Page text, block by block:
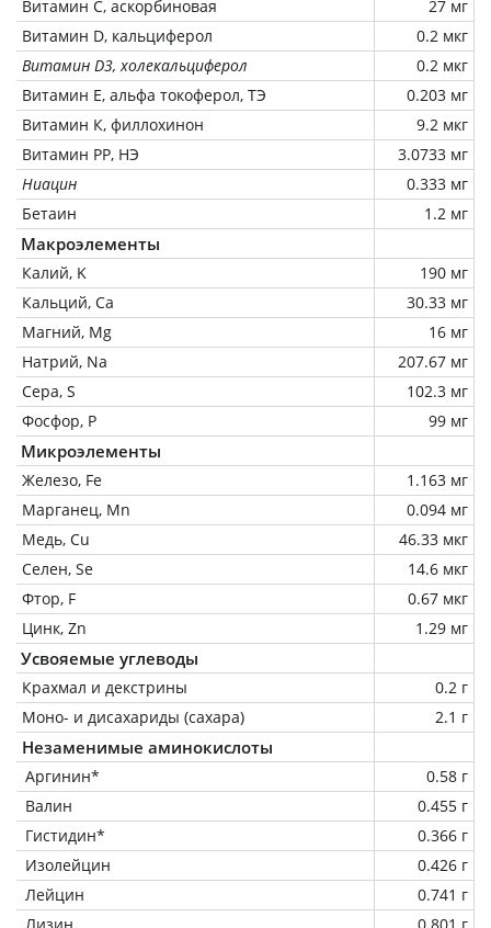
Витамин C, аскорбиновая
27 мг
Витамин D, кальциферол
0.2 мкг
Витамин D3, холекальциферол
0.2 мкг
Витамин Е, альфа токоферол, ТЭ
0.203 мг
Витамин К, филлохинон
9.2 мкг
Витамин РР, НЭ
3.0733 мг
Ниацин
0.333 мг
Бетаин
1.2 мг
Макроэлементы
Калий, K
190 мг
Кальций, Ca
30.33 мг
Магний, Mg
16 мг
Натрий, Na
207.67 мг
Сера, S
102.3 мг
Фосфор, P
99 мг
Микроэлементы
Железо, Fe
1.163 мг
Марганец, Mn
0.094 мг
Медь, Cu
46.33 мкг
Селен, Se
14.6 мкг
Фтор, F
0.67 мкг
Цинк, Zn
1.29 мг
Усвояемые углеводы
Крахмал и декстрины
0.2 г
Моно- и дисахариды (сахара)
2.1 г
Незаменимые аминокислоты
Аргинин*
0.58 г
Валин
0.455 г
Гистидин*
0.366 г
Изолейцин
0.426 г
Лейцин
0.741 г